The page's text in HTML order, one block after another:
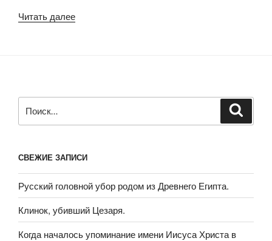
Читать далее«Крепости-
СВЕЖИЕ ЗАПИСИ
Русский головной убор родом из Древнего Египта.
Клинок, убивший Цезаря.
Когда началось упоминание имени Иисуса Христа в